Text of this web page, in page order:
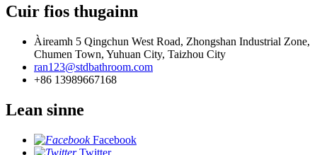
Cuir fios thugainn
Àireamh 5 Qingchun West Road, Zhongshan Industrial Zone,
Chumen Town, Yuhuan City, Taizhou City
ran123@stdbathroom.com
+86 13989667168
Lean sinne
Facebook